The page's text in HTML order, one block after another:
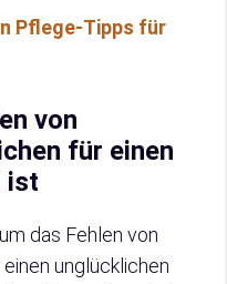
Pflege-Tipps für
von
für einen
ist
das Fehlen von
unglücklichen